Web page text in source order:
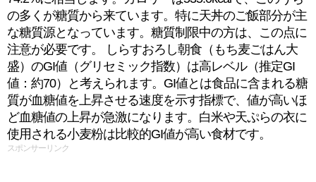
の多くが糖質から来ています。特に天丼のご飯部分が主
な糖質源となっています。糖質制限中の方は、この点に
注意が必要です。 しらすおろし朝食（もち⻨ごはん大
盛）のGI値（グリセミック指数）は高レベル（推定GI
値：約70）と考えられます。GI値とは食品に含まれる糖
質が血糖値を上昇させる速度を示す指標で、値が高いほ
ど血糖値の上昇が急激になります。白米や天ぷらの衣に
使用される小麦粉は比較的GI値が高い食材です。
スポンサーリンク